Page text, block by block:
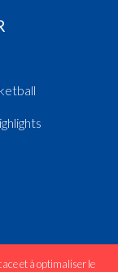
et à optimaliser le